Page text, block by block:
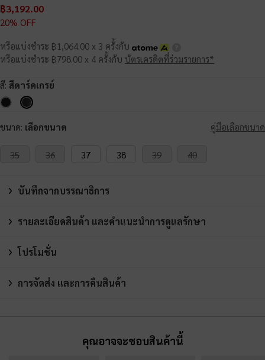
฿3,192.00
20% OFF
หรือแบ่งชำระ ฿1,064.00 x 3 ครั้งกับ
หรือแบ่งชำระ ฿798.00 x 4 ครั้งกับ บัตรเครดิตที่ร่วมรายการ*
สี: สีดาร์คเกรย์
ขนาด: เลือกขนาด คู่มือเลือกขนาด
35 36 37 38 39 40
บันทึกจากบรรณาธิการ
รายละเอียดสินค้า และคำแนะนำการดูแลรักษา
โปรโมชั่น
การจัดส่ง และการคืนสินค้า
คุณอาจจะชอบสินค้านี้